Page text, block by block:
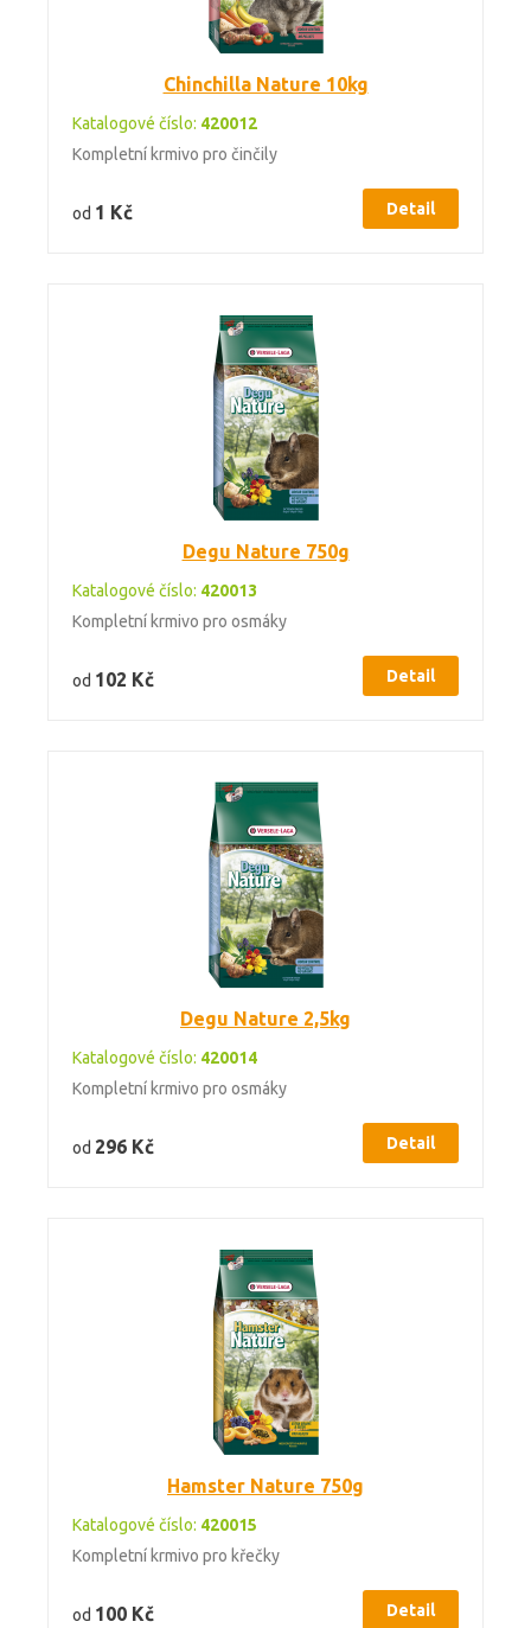
Chinchilla Nature 10kg
Katalogové číslo: 420012
Kompletní krmivo pro činčily
od 1 Kč Detail
Degu Nature 750g
Katalogové číslo: 420013
Kompletní krmivo pro osmáky
od 102 Kč Detail
Degu Nature 2,5kg
Katalogové číslo: 420014
Kompletní krmivo pro osmáky
od 296 Kč Detail
Hamster Nature 750g
Katalogové číslo: 420015
Kompletní krmivo pro křečky
od 100 Kč Detail